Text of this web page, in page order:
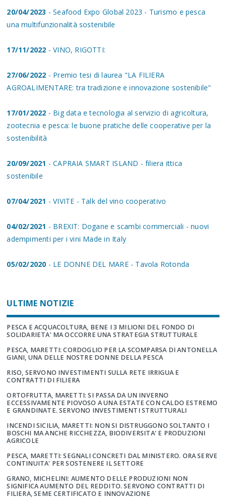
20/04/2023 - Seafood Expo Global 2023 - Turismo e pesca
una multifunzionalità sostenibile
17/11/2022 - VINO, RIGOTTI:
27/06/2022 - Premio tesi di laurea "LA FILIERA
AGROALIMENTARE: tra tradizione e innovazione sostenibile"
17/01/2022 - Big data e tecnologia al servizio di agricoltura,
zootecnia e pesca: le buone pratiche delle cooperative per la
sostenibilità
20/09/2021 - CAPRAIA SMART ISLAND - filiera ittica
sostenibile
07/04/2021 - VIVITE - Talk del vino cooperativo
04/02/2021 - BREXIT: Dogane e scambi commerciali - nuovi
adempimenti per i vini Made in Italy
05/02/2020 - LE DONNE DEL MARE - Tavola Rotonda
ULTIME NOTIZIE
PESCA E ACQUACOLTURA, BENE I 3 MILIONI DEL FONDO DI
SOLIDARIETA' MA OCCORRE UNA STRATEGIA STRUTTURALE
PESCA, MARETTI: CORDOGLIO PER LA SCOMPARSA DI ANTONELLA
GIANI, UNA DELLE NOSTRE DONNE DELLA PESCA
RISO, SERVONO INVESTIMENTI SULLA RETE IRRIGUA E
CONTRATTI DI FILIERA
ORTOFRUTTA, MARETTI: SI PASSA DA UN INVERNO
ECCESSIVAMENTE PIOVOSO A UNA ESTATE CON CALDO ESTREMO
E GRANDINATE. SERVONO INVESTIMENTI STRUTTURALI
INCENDI SICILIA, MARETTI: NON SI DISTRUGGONO SOLTANTO I
BOSCHI MA ANCHE RICCHEZZA, BIODIVERSITA' E PRODUZIONI
AGRICOLE
PESCA, MARETTI: SEGNALI CONCRETI DAL MINISTERO. ORA SERVE
CONTINUITA' PER SOSTENERE IL SETTORE
GRANO, MICHELINI: AUMENTO DELLE PRODUZIONI NON
SIGNIFICA AUMENTO DEL REDDITO. SERVONO CONTRATTI DI
FILIERA, SEME CERTIFICATO E INNOVAZIONE